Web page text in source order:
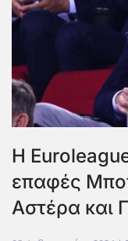
Η
επαφές
Αστέρα και